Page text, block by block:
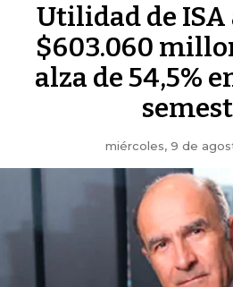
Utilidad de ISA
$603.060
alza de 54,5%
miércoles, 9 de